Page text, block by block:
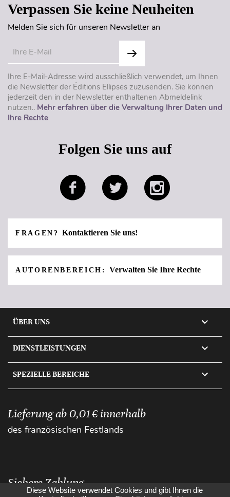
Verpassen Sie keine Neuheiten
Melden Sie sich für unseren Newsletter an
Ihre E-Mail-Adresse wird ausschließlich verwendet, um Ihnen
die Newsletter der Éditions Ellipses zuzusenden. Sie können
jederzeit den in der Newsletter enthaltenen Abmeldelink
nutzen.. Mehr erfahren über die Verwaltung Ihrer Daten und
Ihre Rechte
Folgen Sie uns auf
FRAGEN? Kontaktieren Sie uns!
AUTORENBEREICH: Verwalten Sie Ihre Rechte
ÜBER UNS 
DIENSTLEISTUNGEN 
SPEZIELLE BEREICHE 
Lieferung ab 0,01 € innerhalb
des französischen Festlands
Sichere Zahlung
Diese Website verwendet Cookies und gibt Ihnen die